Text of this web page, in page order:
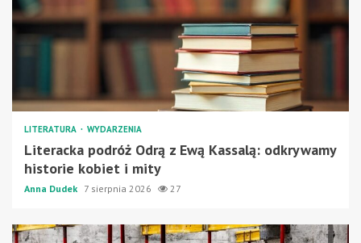
LITERATURA WYDARZENIA
Literacka podróż Odrą z Ewą Kassalą: odkrywamy
historie kobiet i mity
Anna Dudek 7 sierpnia 2026 27